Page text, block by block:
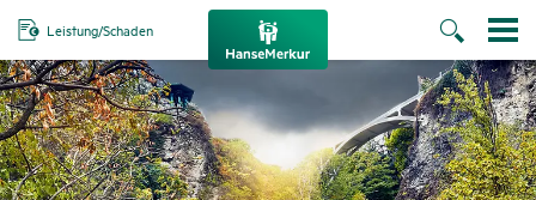
Leistung/Schaden